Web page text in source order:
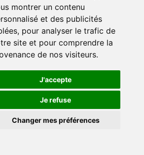
montrer un contenu
et des publicités
pour analyser le trafic de
site et pour comprendre la
de nos visiteurs.
J'accepte
Je refuse
Changer mes préférences